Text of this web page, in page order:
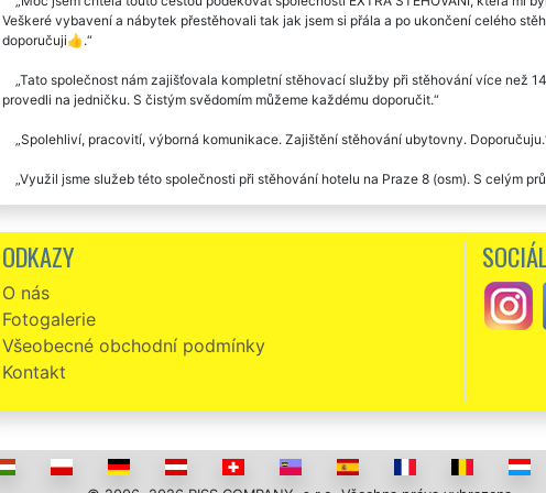
Veškeré vybavení a nábytek přestěhovali tak jak jsem si přála a po ukončení celého
doporučuji👍.
Tato společnost nám zajišťovala kompletní stěhovací služby při stěhování více než
provedli na jedničku. S čistým svědomím můžeme každému doporučit.
Spolehliví, pracovití, výborná komunikace. Zajištění stěhování ubytovny. Doporučuju.
Využil jsme služeb této společnosti při stěhování hotelu na Praze 8 (osm). S celým
absolutně perfektně. Není nic, co by se jim dalo vytknout. Jejich postoj je skutečně
společnosti.
Minulý týden jsme potřebovali zajistit stěhování několika pokojů naší ubytovny na
společnost EXTRA STĚHOVÁNÍ. A Skutečně jsme vybrali skvěle. I my budeme nadále
pracovitost a profesionalita při poskytování svých služeb je něco, co se v tuté době už
využívat tuto společnost. Jsou skvělý.
ODKAZY
O nás
Fotogalerie
Všeobecné obchodní podmínky
Kontakt